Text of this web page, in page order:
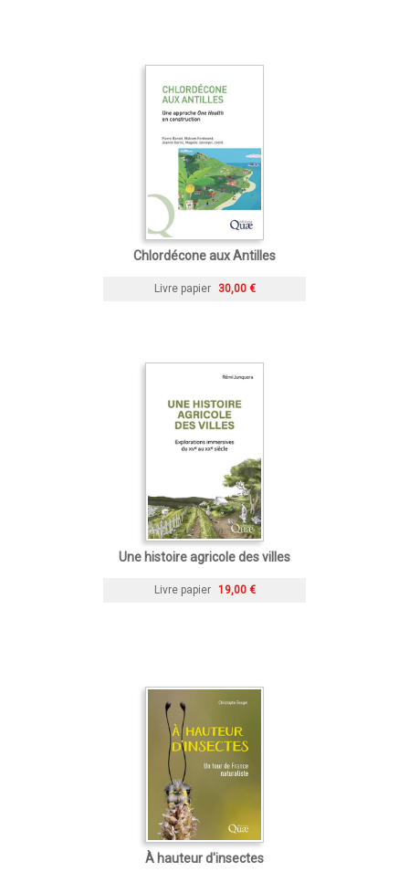
Chlordécone aux Antilles
Livre papier 30,00 €
Une histoire agricole des villes
Livre papier 19,00 €
À hauteur d'insectes